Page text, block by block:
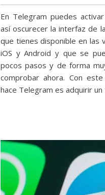
En Telegram puedes
así oscurecer la interfaz de
que tienes disponible en las
iOS y Android y que se
pocos pasos y de forma
comprobar ahora. Con
hace Telegram es adquirir